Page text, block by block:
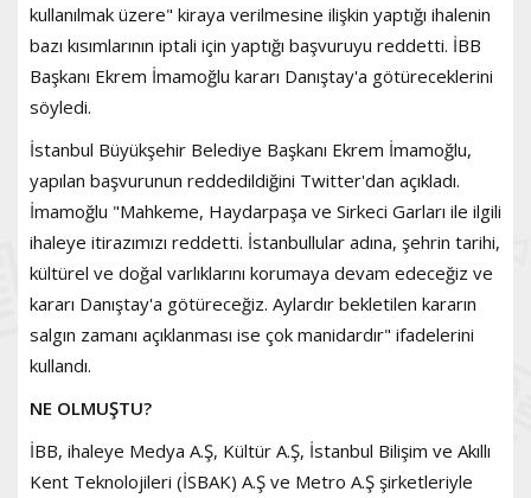
kullanılmak üzere" kiraya verilmesine ilişkin yaptığı ihalenin
bazı kısımlarının iptali için yaptığı başvuruyu reddetti. İBB
Başkanı Ekrem İmamoğlu kararı Danıştay'a götüreceklerini
söyledi.
İstanbul Büyükşehir Belediye Başkanı Ekrem İmamoğlu,
yapılan başvurunun reddedildiğini Twitter'dan açıkladı.
İmamoğlu "Mahkeme, Haydarpaşa ve Sirkeci Garları ile ilgili
ihaleye itirazımızı reddetti. İstanbullular adına, şehrin tarihi,
kültürel ve doğal varlıklarını korumaya devam edeceğiz ve
kararı Danıştay'a götüreceğiz. Aylardır bekletilen kararın
salgın zamanı açıklanması ise çok manidardır" ifadelerini
kullandı.
NE OLMUŞTU?
İBB, ihaleye Medya A.Ş, Kültür A.Ş, İstanbul Bilişim ve Akıllı
Kent Teknolojileri (İSBAK) A.Ş ve Metro A.Ş şirketleriyle